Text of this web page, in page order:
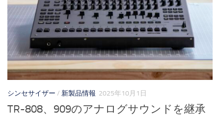
シンセサイザー / 新製品情報 2025年10月1日
TR-808、909のアナログサウンドを継承